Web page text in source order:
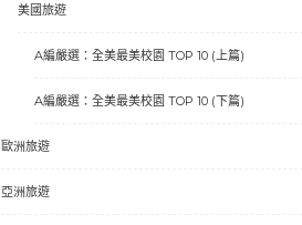
美國旅遊
A編嚴選：全美最美校園 TOP 10 (上篇)
A編嚴選：全美最美校園 TOP 10 (下篇)
歐洲旅遊
亞洲旅遊